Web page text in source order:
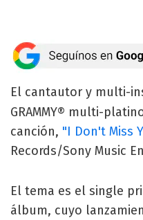
El cantautor y multi-
GRAMMY® multi-
canción, "I Don't Miss
Records/Sony Music
El tema es el single
álbum, cuyo